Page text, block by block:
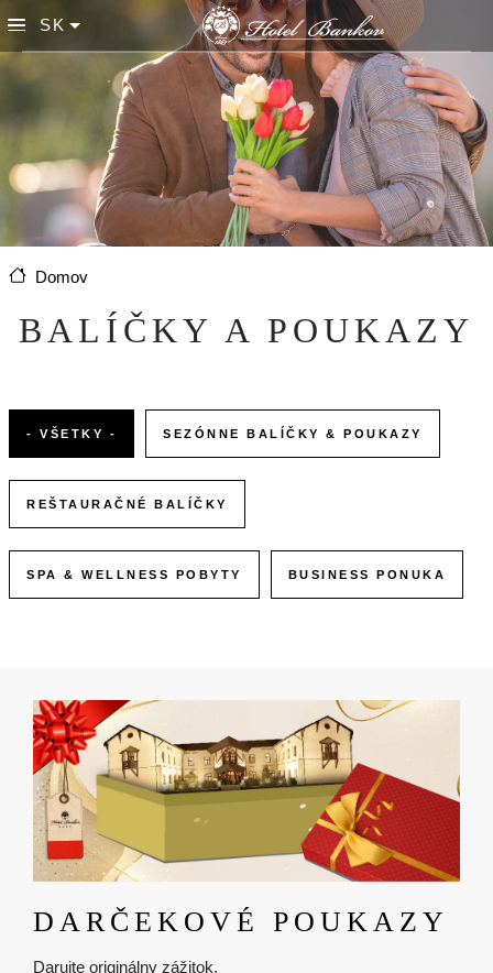
Skočiť na hlavný obsah
SK List additional actions
Predchádzajúce
ĎalejDomov
BALÍČKY A POUKAZY
- VŠETKY - SEZÓNNE BALÍČKY & POUKAZY
REŠTAURAČNÉ BALÍČKY
SPA & WELLNESS POBYTY BUSINESS PONUKA
Obrázok
DARČEKOVÉ POUKAZY
Darujte originálny zážitok.